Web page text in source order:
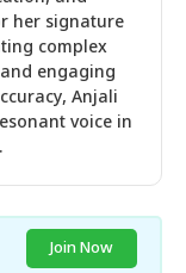
her signature
complex
engaging
Anjali
voice in
Join Now